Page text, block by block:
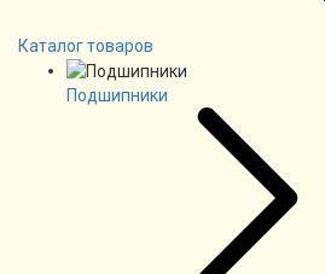
Каталог товаров
Подшипники